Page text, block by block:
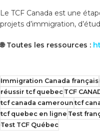
Le TCF Canada est une
projets d’immigration,
🌐Toutes les ressources :
Immigration Canada français
réussir tcf quebecTCF
tcf canada cameroun tcf
tcf quebec en ligne Test
Test TCF Québec